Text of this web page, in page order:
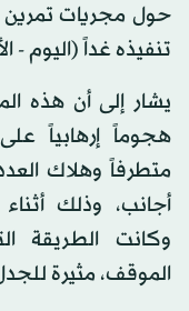
حول مجريات تمرين
تنفيذه غداً (اليوم
متطرفاً وهلاك
أجانب، وذلك
وكانت الطريقة
الموقف، مثيرة